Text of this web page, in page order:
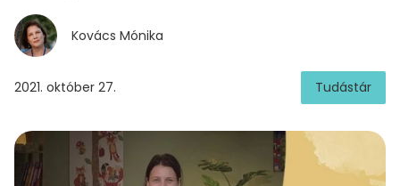
Kovács Mónika
2021. október 27. Tudástár